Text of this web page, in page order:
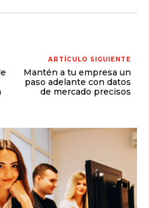
ARTÍCULO SIGUIENTE
Mantén a tu empresa un
paso adelante con datos
de mercado precisos